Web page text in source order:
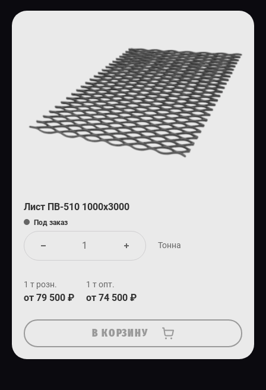
Лист ПВ-510 1000х3000
Под заказ
Тонна
1 т розн.
от 79 500 ₽
1 т опт.
от 74 500 ₽
В КОРЗИНУ